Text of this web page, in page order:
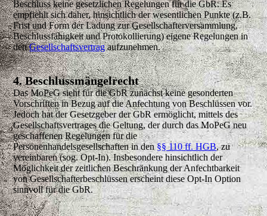
Beschluss keine gesetzlichen Regelungen für die GbR. Es
empfiehlt sich daher, hinsichtlich der wesentlichen Punkte (z.B.
Frist und Form der Ladung zur Gesellschafterversammlung,
Beschlussfähigkeit und Protokollierung) eigene Regelungen in
denGesellschaftsvertragaufzunehmen.
4. Beschlussmängelrecht
Das MoPeG sieht für die GbR zunächst keine gesonderten
Vorschriften in Bezug auf die Anfechtung von Beschlüssen vor.
Jedoch hat der Gesetzgeber der GbR ermöglicht, mittels des
Gesellschaftsvertrages die Geltung, der durch das MoPeG neu
geschaffenen Regelungen für die
Personenhandelsgesellschaften in den§§ 110 ff. HGB, zu
vereinbaren (sog. Opt-In). Insbesondere hinsichtlich der
Möglichkeit der zeitlichen Beschränkung der Anfechtbarkeit
von Gesellschafterbeschlüssen erscheint diese Opt-In Option
sinnvoll für die GbR.